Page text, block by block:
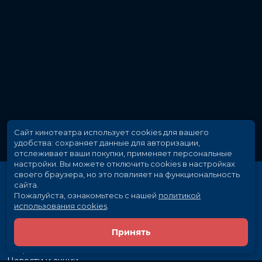
Скоро в кино
Сайт кинотеатра использует cookies для вашего
удобства: сохраняет данные для авторизации,
отслеживает ваши покупки, применяет персональные
настройки. Вы можете отключить cookies в настройках
своего браузера, но это повлияет на функциональность
сайта.
Пожалуйста, ознакомьтесь с нашей политикой
использования cookies
Принять